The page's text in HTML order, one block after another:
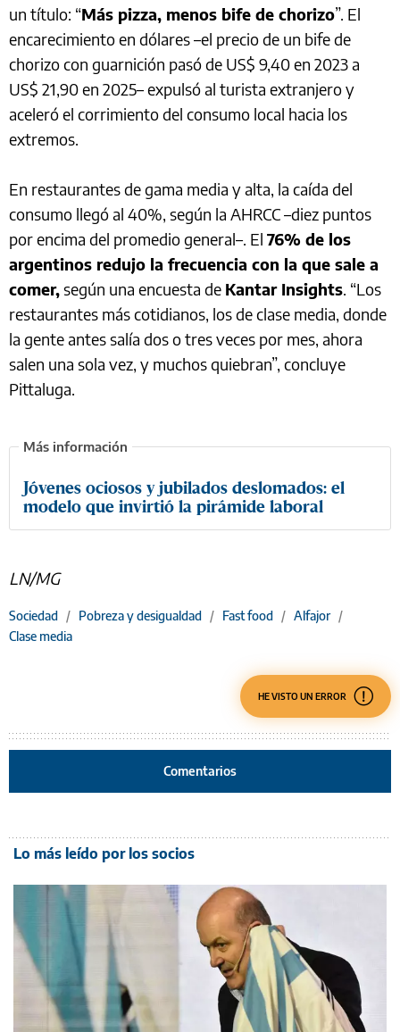
un título: “Más pizza, menos bife de chorizo”. El
encarecimiento en dólares –el precio de un bife de
chorizo con guarnición pasó de US$ 9,40 en 2023 a
US$ 21,90 en 2025– expulsó al turista extranjero y
aceleró el corrimiento del consumo local hacia los
extremos.
En restaurantes de gama media y alta, la caída del
consumo llegó al 40%, según la AHRCC –diez puntos
por encima del promedio general–. El 76% de los
argentinos redujo la frecuencia con la que sale a
comer,según una encuesta de Kantar Insights. “Los
restaurantes más cotidianos, los de clase media, donde
la gente antes salía dos o tres veces por mes, ahora
salen una sola vez, y muchos quiebran”, concluye
Pittaluga.
Jóvenes ociosos y jubilados deslomados: el
modelo que invirtió la pirámide laboral
LN/MG
Sociedad / Pobreza y desigualdad / Fast food / Alfajor /
Clase media
HE VISTO UN ERROR
Comentarios
Lo más leído por los socios